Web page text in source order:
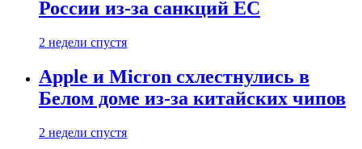
России из-за санкций ЕС
2 недели спустя
Apple и Micron схлестнулись в
Белом доме из-за китайских чипов
2 недели спустя